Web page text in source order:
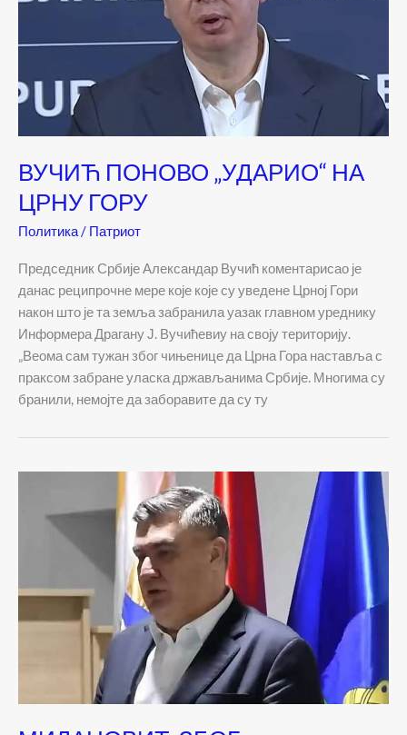
ВУЧИЋ ПОНОВО „УДАРИО“ НА
ЦРНУ ГОРУ
Политика/ Патриот
Председник Србије Александар Вучић коментарисао је
данас реципрочне мере које које су уведене Црној Гори
након што је та земља забранила уазак главном уреднику
Информера Драгану Ј. Вучићевиу на своју територију.
„Веома сам тужан због чињенице да Црна Гора наставља с
праксом забране уласка држављанима Србије. Многима су
бранили, немојте да заборавите да су ту